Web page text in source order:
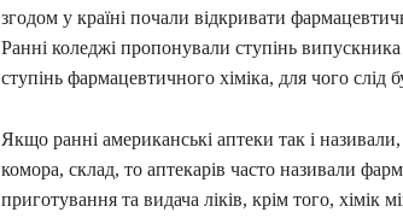
згодом у країні почали відкривати
Ранні коледжі пропонували ступінь
ступінь фармацевтичного хіміка, для чого слід
Якщо ранні американські аптеки так і
комора, склад, то аптекарів часто називали
приготування та видача ліків, крім того, хімік